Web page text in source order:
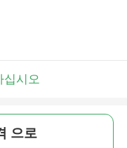
십시오
으로